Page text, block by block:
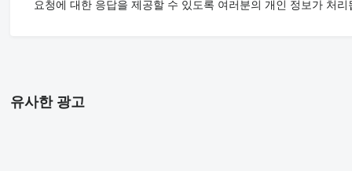
요청에 대한 응답을 제공할 수 있도록 여러분의 개인 정보가 처리
유사한 광고